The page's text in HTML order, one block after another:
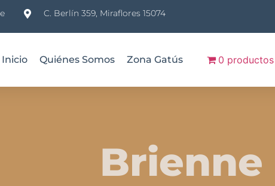
C. Berlín 359, Miraflores 15074
Inicio Quiénes Somos Zona Gatús 0 productos
Brienne